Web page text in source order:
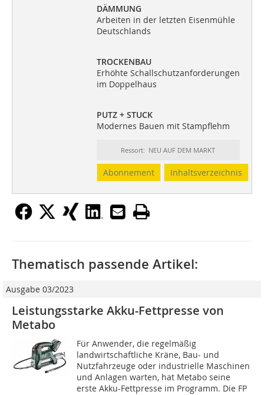
DÄMMUNG
Arbeiten in der letzten Eisenmühle
Deutschlands
TROCKENBAU
Erhöhte Schallschutzanforderungen
im Doppelhaus
PUTZ + STUCK
Modernes Bauen mit Stampflehm
Ressort: NEU AUF DEM MARKT
Abonnement Inhaltsverzeichnis
Thematisch passende Artikel:
Ausgabe 03/2023
Leistungsstarke Akku-Fettpresse von
Metabo
Für Anwender, die regelmäßig
landwirtschaftliche Kräne, Bau- und
Nutzfahrzeuge oder industrielle Maschinen
und Anlagen warten, hat Metabo seine
erste Akku-Fettpresse im Programm. Die FP